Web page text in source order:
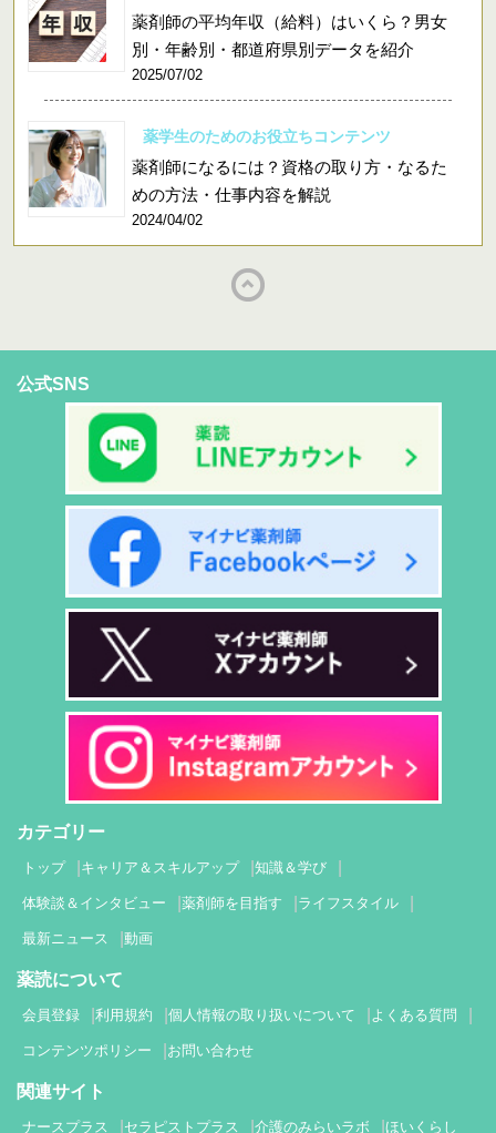
薬剤師の平均年収（給料）はいくら？男女
別・年齢別・都道府県別データを紹介
2025/07/02
薬学生のためのお役立ちコンテンツ
薬剤師になるには？資格の取り方・なるた
めの方法・仕事内容を解説
2024/04/02
公式SNS
カテゴリー
トップ キャリア＆スキルアップ 知識＆学び
体験談＆インタビュー 薬剤師を目指す ライフスタイル
最新ニュース 動画
薬読について
会員登録 利用規約 個人情報の取り扱いについて よくある質問
コンテンツポリシー お問い合わせ
関連サイト
ナースプラス セラピストプラス 介護のみらいラボ ほいくらし